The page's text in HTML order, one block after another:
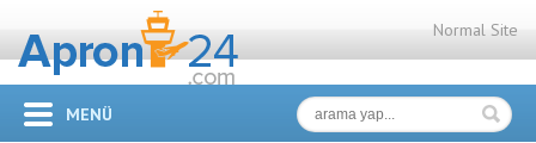
Normal Site
MENÜ